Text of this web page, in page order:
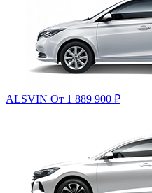
ALSVIN От 1 889 900 ₽